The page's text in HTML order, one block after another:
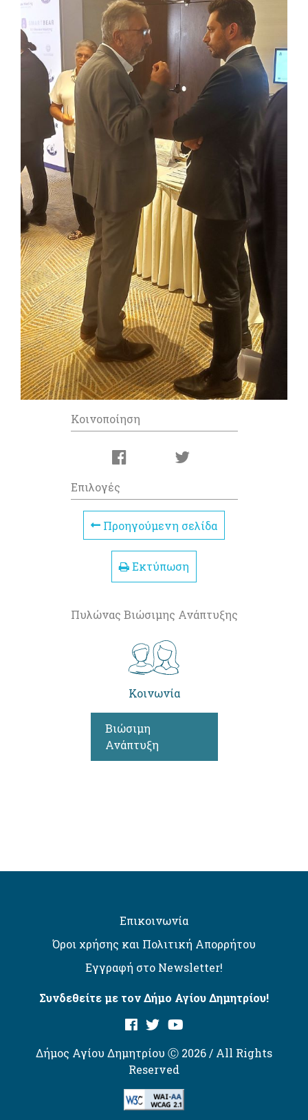
Κοινοποίηση
Επιλογές
Προηγούμενη σελίδα
Εκτύπωση
Πυλώνας Βιώσιμης Ανάπτυξης
Κοινωνία
Βιώσιμη
Ανάπτυξη
Επικοινωνία
Όροι χρήσης και Πολιτική Απορρήτου
Εγγραφή στο Newsletter!
Συνδεθείτε με τον Δήμο Αγίου Δημητρίου!
Δήμος Αγίου Δημητρίου Ⓒ 2026 / All Rights
Reserved